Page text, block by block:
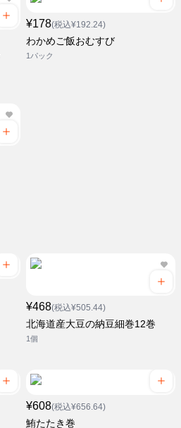
¥178(税込¥192.24)
わかめご飯おむすび
1パック
¥468(税込¥505.44)
北海道産大豆の納豆細巻12巻
1個
¥608(税込¥656.64)
鮪たたき巻